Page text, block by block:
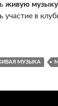
живую музыку
участие в
МУЗЫКА